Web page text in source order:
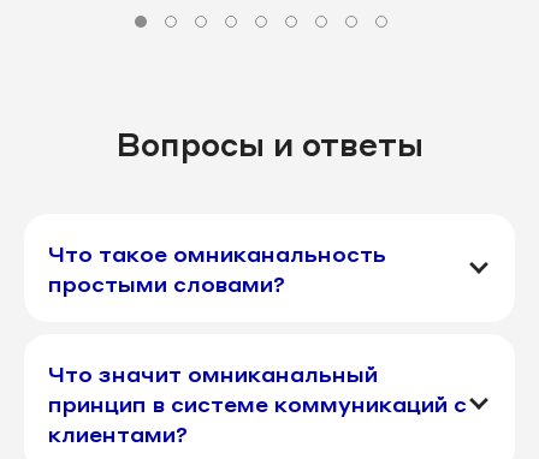
Вопросы и ответы
Что такое омниканальность
простыми словами?
Что значит омниканальный
принцип в системе коммуникаций с
клиентами?